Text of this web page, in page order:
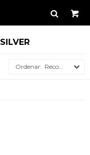
Recomendados